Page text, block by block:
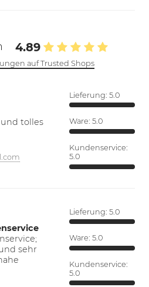
4.89
auf Trusted Shops
tolles
Lieferung: 5.0
Ware: 5.0
Kundenservice:
5.0
sehr
Lieferung: 5.0
Ware: 5.0
Kundenservice:
5.0